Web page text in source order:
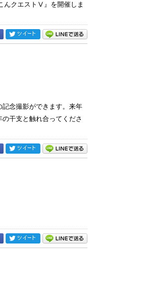
んクエストⅤ』を開催しま
念撮影ができます。来年
干支と触れ合ってくださ